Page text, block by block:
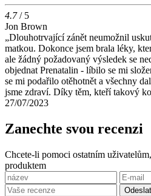
4.7/ 5
Jon Brown
„Dlouhotrvající zánět neumožnil
matkou. Dokonce jsem brala léky,
ale žádný požadovaný výsledek se
objednat Prenatalin - líbilo se mi
se mi podařilo otěhotnět a všechny
jsme zdraví. Díky těm, kteří takový
27/07/2023
Zanechte svou recenzi
Chcete-li pomoci ostatním
produktem